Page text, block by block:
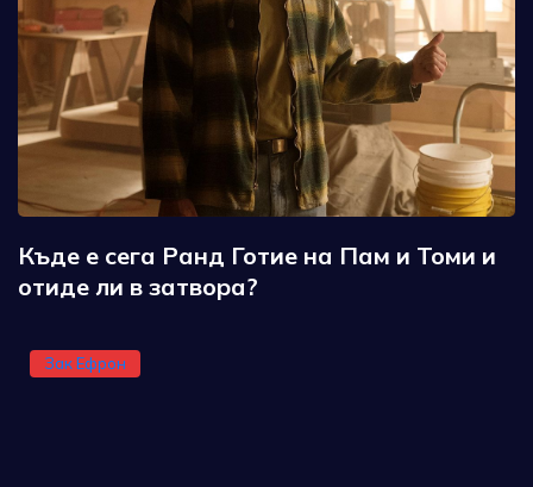
Къде е сега Ранд Готие на Пам и Томи и
отиде ли в затвора?
Зак Ефрон